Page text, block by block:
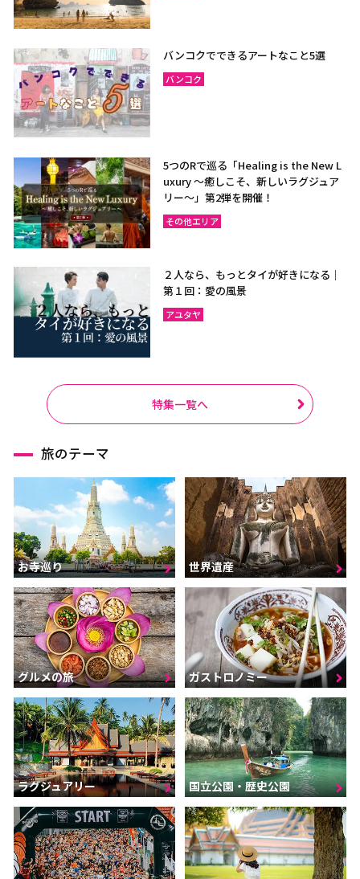
バンコクでできるアートなこと5選
バンコク
5つのRで巡る「Healing is the New L
uxury ～癒しこそ、新しいラグジュア
リー〜」第2弾を開催！
その他エリア
２人なら、もっとタイが好きになる｜
第１回：愛の風景
アユタヤ
特集一覧へ
旅のテーマ
お寺巡り 世界遺産
グルメの旅 ガストロノミー
ラグジュアリー 国立公園・歴史公園